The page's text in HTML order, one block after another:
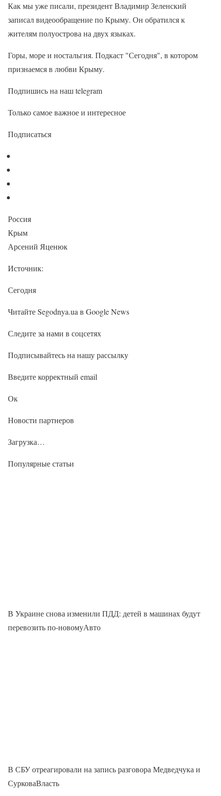
Как мы уже писали, президент Владимир Зеленский
записал видеообращение по Крыму. Он обратился к
жителям полуострова на двух языках.
Горы, море и ностальгия. Подкаст "Сегодня", в котором
признаемся в любви Крыму.
Подпишись на наш telegram
Только самое важное и интересное
Подписаться
Россия
Крым
Арсений Яценюк
Источник:
Сегодня
Читайте Segodnya.ua в Google News
Следите за нами в соцсетях
Подписывайтесь на нашу рассылку
Введите корректный email
Ок
Новости партнеров
Загрузка…
Популярные статьи
В Украине снова изменили ПДД: детей в машинах будут
перевозить по-новомуАвто
В СБУ отреагировали на запись разговора Медведчука и
СурковаВласть